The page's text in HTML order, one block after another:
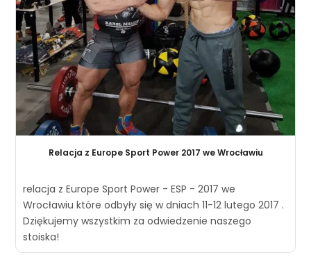
Relacja z Europe Sport Power 2017 we Wrocławiu
relacja z Europe Sport Power - ESP - 2017 we
Wrocławiu które odbyły się w dniach 11-12 lutego 2017 .
Dziękujemy wszystkim za odwiedzenie naszego
stoiska!